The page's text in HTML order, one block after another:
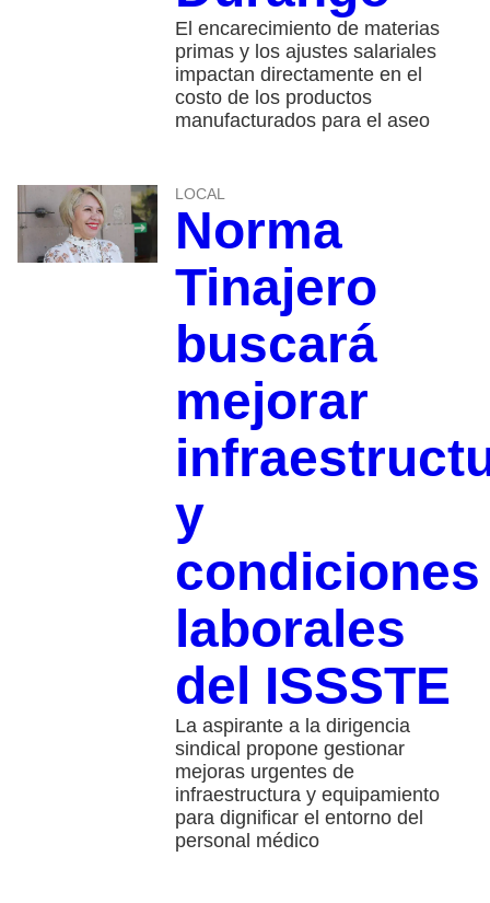
El encarecimiento de materias
primas y los ajustes salariales
impactan directamente en el
costo de los productos
manufacturados para el aseo
LOCAL
Norma
Tinajero
buscará
mejorar
y
condiciones
laborales
del ISSSTE
La aspirante a la dirigencia
sindical propone gestionar
mejoras urgentes de
infraestructura y equipamiento
para dignificar el entorno del
personal médico